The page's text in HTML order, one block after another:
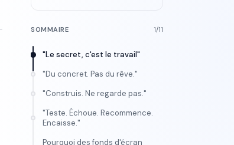
SOMMAIRE 1/11
"Le secret, c'est le travail"
"Du concret. Pas du rêve."
"Construis. Ne regarde pas."
"Teste. Échoue. Recommence.
Encaisse."
Pourquoi des fonds d'écran